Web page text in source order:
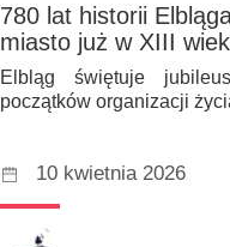
780 lat historii
miasto już w XIII
Elbląg świętuje
początków organizacji
10 kwietnia 2026